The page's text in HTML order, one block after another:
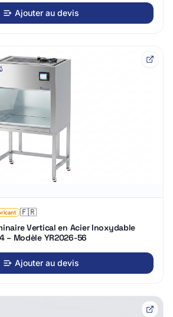
Ajouter au devis
🇫🇷
Vertical en Acier Inoxydable
– Modèle YR2026-56
Ajouter au devis